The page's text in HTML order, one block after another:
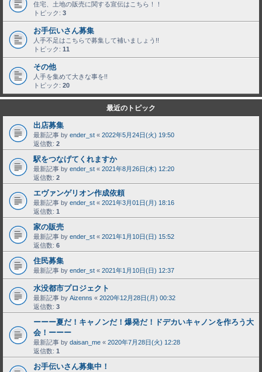
住宅、土地の販売に関する宣伝はこちら！！
トピック: 3
お手伝いさん募集
人手不足はこちらで募集して補いましょう!!
トピック: 11
その他
人手を集めて大きな事を!!
トピック: 20
最近のトピック
出店募集
最新記事 by ender_st « 2022年5月24日(火) 19:50
返信数: 2
駅をつなげてくれますか
最新記事 by ender_st « 2021年8月26日(木) 12:20
返信数: 2
エヴァンゲリオン作成依頼
最新記事 by ender_st « 2021年3月01日(月) 18:16
返信数: 1
家の販売
最新記事 by ender_st « 2021年1月10日(日) 15:52
返信数: 6
住民募集
最新記事 by ender_st « 2021年1月10日(日) 12:37
水没都市プロジェクト
最新記事 by Aizenns « 2020年12月28日(月) 00:32
返信数: 3
ーーー夏だ！キャノンだ！爆発だ！ドデカいキャノンを作ろう大
会！ーーー
最新記事 by daisan_me « 2020年7月28日(火) 12:28
返信数: 1
お手伝いさん募集中！